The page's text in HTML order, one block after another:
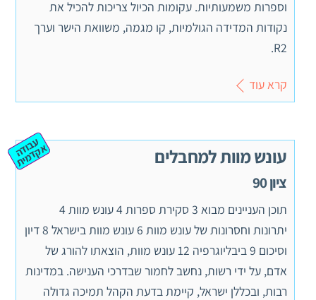
וספרות משמעותיות. עקומות הכיול צריכות להכיל את
נקודות המדידה הגולמיות, קו מגמה, משוואת הישר וערך
R2.
קרא עוד
עונש מוות למחבלים
ציון 90
ע
ב
וד
ה
א
ק
ד
מ
ית
תוכן העניינים מבוא 3 סקירת ספרות 4 עונש מוות 4
יתרונות וחסרונות של עונש מוות 6 עונש מוות בישראל 8 דיון
וסיכום 9 ביבליוגרפיה 12 עונש מוות, הוצאתו להורג של
אדם, על ידי רשות, נחשב לחמור שבדרכי הענישה. במדינות
רבות, ובכללן ישראל, קיימת בדעת הקהל תמיכה גדולה